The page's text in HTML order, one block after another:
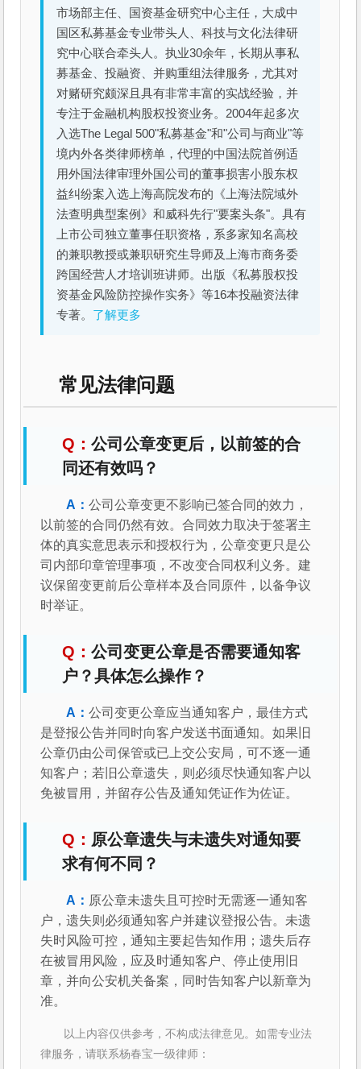
市场部主任、国资基金研究中心主任，大成中
国区私募基金专业带头人、科技与文化法律研
究中心联合牵头人。执业30余年，长期从事私
募基金、投融资、并购重组法律服务，尤其对
对赌研究颇深且具有非常丰富的实战经验，并
专注于金融机构股权投资业务。2004年起多次
入选The Legal 500"私募基金"和"公司与商业"等
境内外各类律师榜单，代理的中国法院首例适
用外国法律审理外国公司的董事损害小股东权
益纠纷案入选上海高院发布的《上海法院域外
法查明典型案例》和威科先行"要案头条"。具有
上市公司独立董事任职资格，系多家知名高校
的兼职教授或兼职研究生导师及上海市商务委
跨国经营人才培训班讲师。出版《私募股权投
资基金风险防控操作实务》等16本投融资法律
专著。 了解更多
常见法律问题
公司公章变更后，以前签的合
同还有效吗？
公司公章变更不影响已签合同的效力，
以前签的合同仍然有效。合同效力取决于签署主
体的真实意思表示和授权行为，公章变更只是公
司内部印章管理事项，不改变合同权利义务。建
议保留变更前后公章样本及合同原件，以备争议
时举证。
公司变更公章是否需要通知客
户？具体怎么操作？
公司变更公章应当通知客户，最佳方式
是登报公告并同时向客户发送书面通知。如果旧
公章仍由公司保管或已上交公安局，可不逐一通
知客户；若旧公章遗失，则必须尽快通知客户以
免被冒用，并留存公告及通知凭证作为佐证。
原公章遗失与未遗失对通知要
求有何不同？
原公章未遗失且可控时无需逐一通知客
户，遗失则必须通知客户并建议登报公告。未遗
失时风险可控，通知主要起告知作用；遗失后存
在被冒用风险，应及时通知客户、停止使用旧
章，并向公安机关备案，同时告知客户以新章为
准。
以上内容仅供参考，不构成法律意见。如需专业法
律服务，请联系杨春宝一级律师：